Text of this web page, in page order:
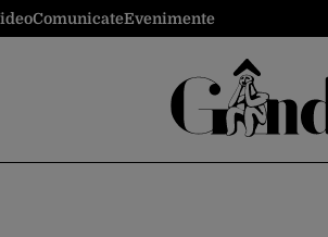
ComunicateEvenimente